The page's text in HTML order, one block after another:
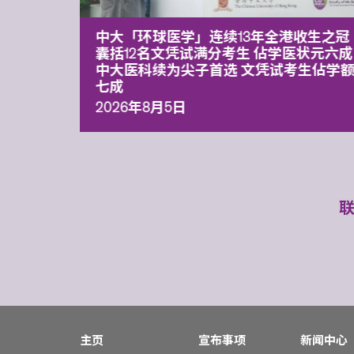
中大「环球医学」连续13年全港收生之冠
囊括12名文凭试满分考生 佔学医状元六成
中大医科续为尖子首选 文凭试考生佔学额
七成
2026年8月5日
主页 宣布事项 新闻中心